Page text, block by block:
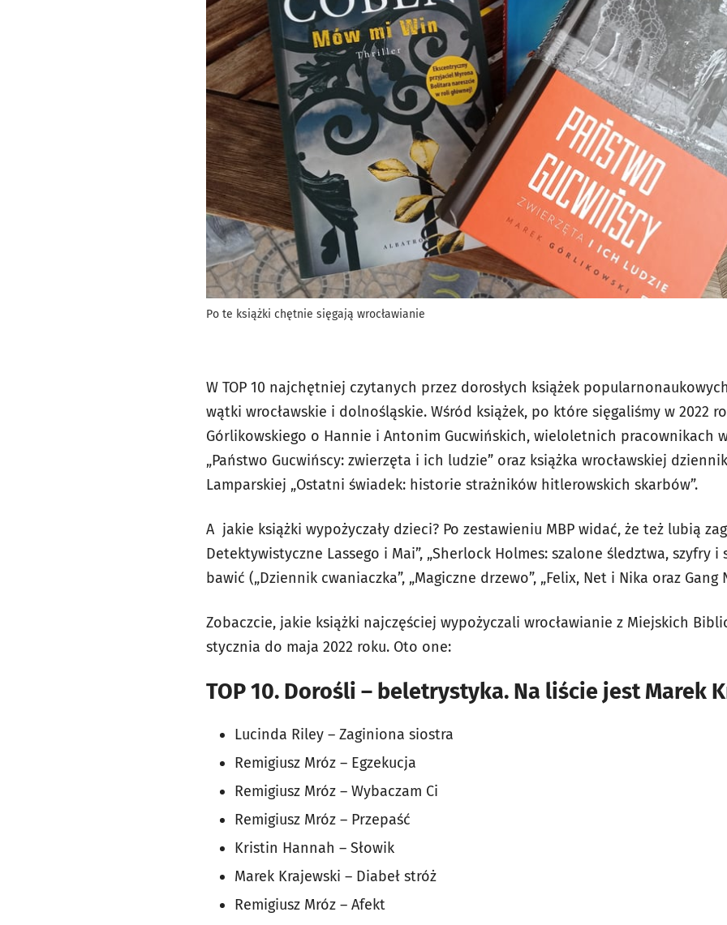
Po te książki chętnie sięgają wrocławianie
W TOP 10 najchętniej czytanych przez dorosłych książek
wątki wrocławskie i dolnośląskie. Wśród książek, po które sięgaliśmy w 2022
Górlikowskiego o Hannie i Antonim Gucwińskich, wieloletnich pracownikach
„Państwo Gucwińscy: zwierzęta i ich ludzie” oraz książka wrocławskiej
Lamparskiej „Ostatni świadek: historie strażników hitlerowskich skarbów”.
A jakie książki wypożyczały dzieci? Po zestawieniu MBP widać, że też lubią
Detektywistyczne Lassego i Mai”, „Sherlock Holmes: szalone śledztwa, szyfry i
bawić („Dziennik cwaniaczka”, „Magiczne drzewo”, „Felix, Net i Nika oraz
Zobaczcie, jakie książki najczęściej wypożyczali wrocławianie z Miejskich
stycznia do maja 2022 roku. Oto one:
TOP 10. Dorośli – beletrystyka. Na liście jest Marek
Lucinda Riley – Zaginiona siostra
Remigiusz Mróz – Egzekucja
Remigiusz Mróz – Wybaczam Ci
Remigiusz Mróz – Przepaść
Kristin Hannah – Słowik
Marek Krajewski – Diabeł stróż
Remigiusz Mróz – Afekt